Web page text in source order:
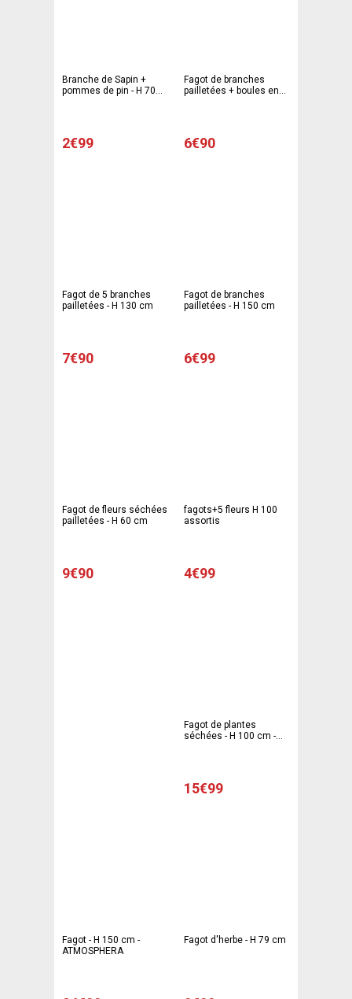
Branche de Sapin +
pommes de pin - H 70
2€99
Fagot de branches
pailletées + boules en
6€90
Fagot de 5 branches
pailletées - H 130 cm
7€90
Fagot de branches
pailletées - H 150 cm
6€99
Fagot de fleurs séchées
pailletées - H 60 cm
9€90
fagots+5 fleurs H 100
assortis
4€99
Fagot de plantes
séchées - H 100 cm -
15€99
Fagot - H 150 cm -
ATMOSPHERA
Fagot d'herbe - H 79 cm